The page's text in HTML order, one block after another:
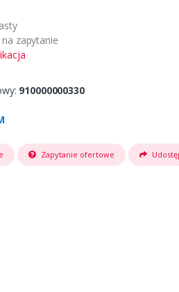
zapytanie
910000000330
Zapytanie ofertowe